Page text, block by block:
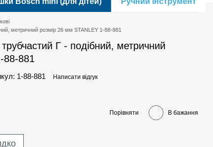
метричний розмір 26 мм STANLEY 1-88-881
Г - подібний, метричний
88-881
1-88-881 Написати відгук
Порівняти В бажання